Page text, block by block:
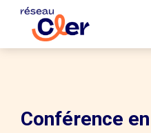
Conférence